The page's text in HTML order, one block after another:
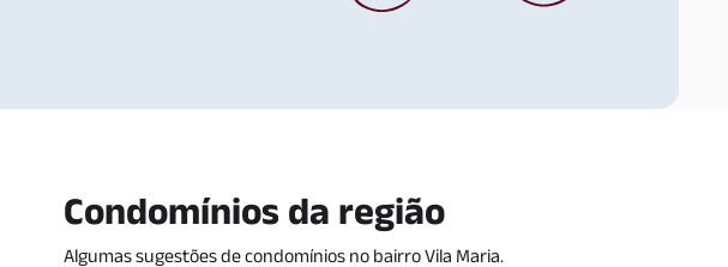
Condomínios da região
Algumas sugestões de condomínios no bairroVila Maria.